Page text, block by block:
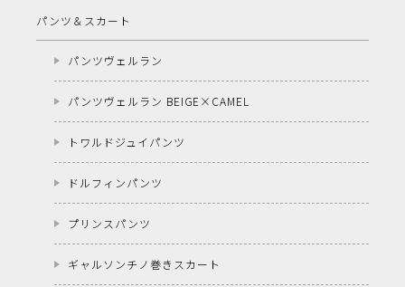
パンツ＆スカート
パンツヴェルラン
パンツヴェルラン BEIGE×CAMEL
トワルドジュイパンツ
ドルフィンパンツ
プリンスパンツ
ギャルソンチノ巻きスカート